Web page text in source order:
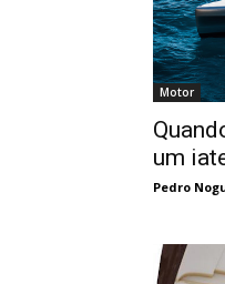
Motor
um
Pedro